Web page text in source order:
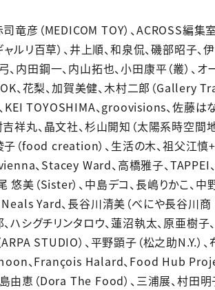
司竜彦（MEDICOM TOY）、ACROSS編集
ルリ百草）、井上順、和泉侃、磯部昭子、
、内田鋼一、内山拓也、小田康平（叢）、オ
、花梨、加賀美健、木村二郎（Gallery
KEI TOYOSHIMA、groovisions、佐藤は
吉祥丸、晶文社、杉山開知（太陽系時空間
子（food creation）、生活の木、祖父江慎
、Stacey Ward、高橋雅子、TAPPEI
悠美（Sister）、中島デコ、長嶋りかこ、中
Neals Yard、長谷川清美（べにや長谷川商
、ハシグチリンタロウ、蓮沼執太、原亜樹子
STUDIO）、平野顕子（松之助N.Y.）、
oon、François Halard、Food Hub
由恵（Dora The Food）、三浦展、村田